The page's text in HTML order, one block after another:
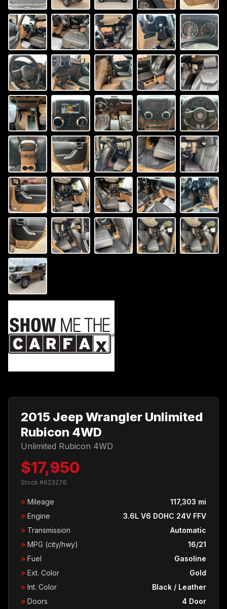
2015 Jeep Wrangler Unlimited
Rubicon 4WD
Unlimited Rubicon 4WD
$17,950
Stock #623276
» Mileage
117,303 mi
» Engine
3.6L V6 DOHC 24V FFV
» Transmission
Automatic
» MPG (city/hwy)
16/21
» Fuel
Gasoline
» Ext. Color
Gold
» Int. Color
Black / Leather
» Doors 4 Door